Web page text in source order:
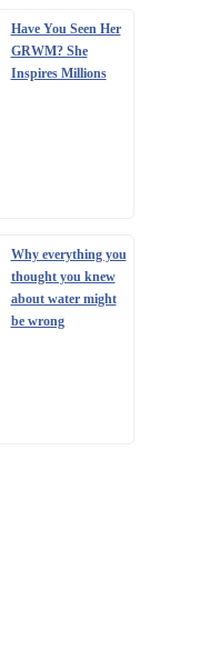
Have You Seen Her
GRWM? She
Inspires Millions
Why everything you
thought you knew
about water might
be wrong